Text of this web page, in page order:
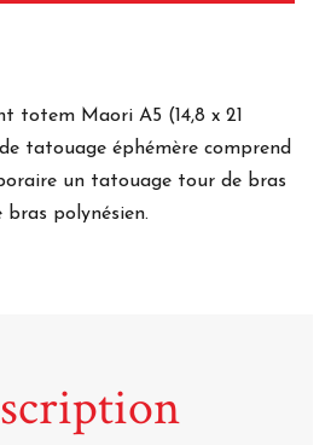
totem Maori A5 (14,8 x 21
tatouage éphémère comprend
un tatouage tour de bras
polynésien.